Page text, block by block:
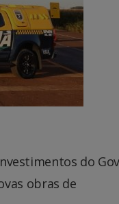
do
obras de